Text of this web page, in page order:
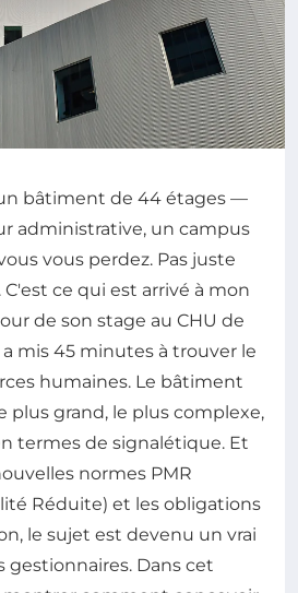
bâtiment de 44 étages —
administrative, un campus
vous perdez. Pas juste
C'est ce qui est arrivé à mon
de son stage au CHU de
a mis 45 minutes à trouver le
humaines. Le bâtiment
plus grand, le plus complexe,
termes de signalétique. Et
normes PMR
Réduite) et les obligations
le sujet est devenu un vrai
gestionnaires. Dans cet